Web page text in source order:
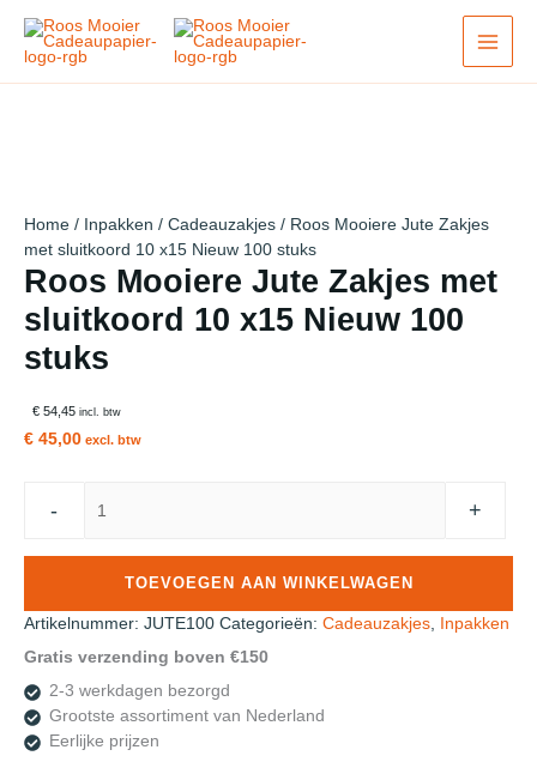
naar
inhoud
Home / Inpakken / Cadeauzakjes / Roos Mooiere Jute Zakjes
met sluitkoord 10 x15 Nieuw 100 stuks
Roos Mooiere Jute Zakjes met
sluitkoord 10 x15 Nieuw 100
stuks
€ 54,45incl. btw
€ 45,00 excl. btw
-
Mooiere
sluitkoord
Nieuw
100
stuks
+
TOEVOEGEN AAN WINKELWAGEN
Artikelnummer: JUTE100 Categorieën: Cadeauzakjes,
Inpakken
Gratis verzending boven €150
2-3 werkdagen bezorgd
Grootste assortiment van Nederland
Eerlijke prijzen
Actie!
Actie!
Actie!
Actie!